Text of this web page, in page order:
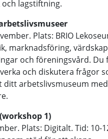
lagstiftning.
Plats: BRIO
marknadsföring,
och föreningsvård. Du
och diskutera frågor
ditt arbetslivsmuseum
1)
Plats: Digitalt. Tid: 10-